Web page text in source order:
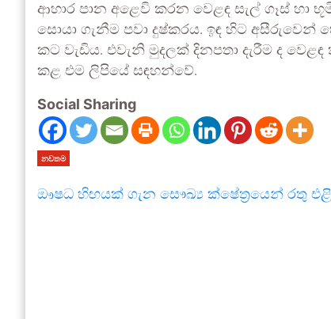
ආහාර පාන අළෙවි කරන වෙළඳ සැල් ගෑස් හා
සොයා ගැනීම පවා දුෂ්කරය. ඉඳ හිට අසීරුවෙන්
කට වැඩිය. එවැනි මුදලක් දිනපතා දැරීම ද
කළ එම ලිපියේ සඳහන්වේ.
Social Sharing
නවතම
ඖෂධ හිඟයක් ගැන සෞඛ්‍ය ක්ෂේත්‍රයෙන් රතු